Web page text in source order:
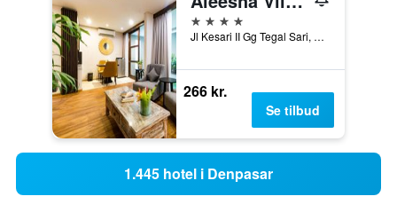
4 stjerner
Jl Kesari II Gg Tegal Sari, Denpasar, Indonesien
266 kr.
Se tilbud
1.445 hotel i Denpasar